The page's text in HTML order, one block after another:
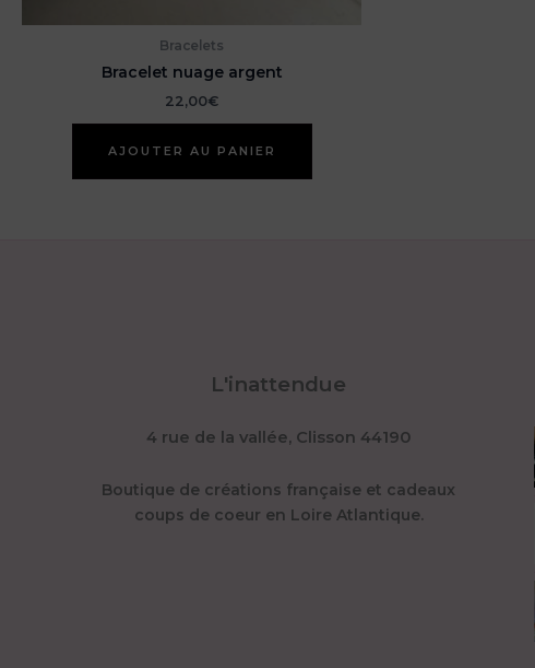
Bracelets
Bracelet nuage argent
22,00€
AJOUTER AU PANIER
L'inattendue
4 rue de la vallée, Clisson 44190
Boutique de créations française et cadeaux
coups de coeur en Loire Atlantique.